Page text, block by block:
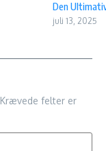
Den
juli 13, 2025
Krævede felter er